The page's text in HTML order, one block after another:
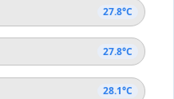
27.8°C
27.8°C
28.1°C